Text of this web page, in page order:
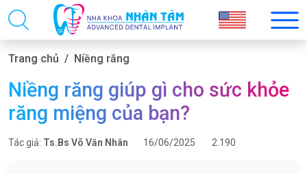
Trang chủ Niềng răng
Niềng răng giúp gì cho sức khỏe
răng miệng của bạn?
Tác giả: Ts.Bs Võ Văn Nhân 16/06/2025 2.190